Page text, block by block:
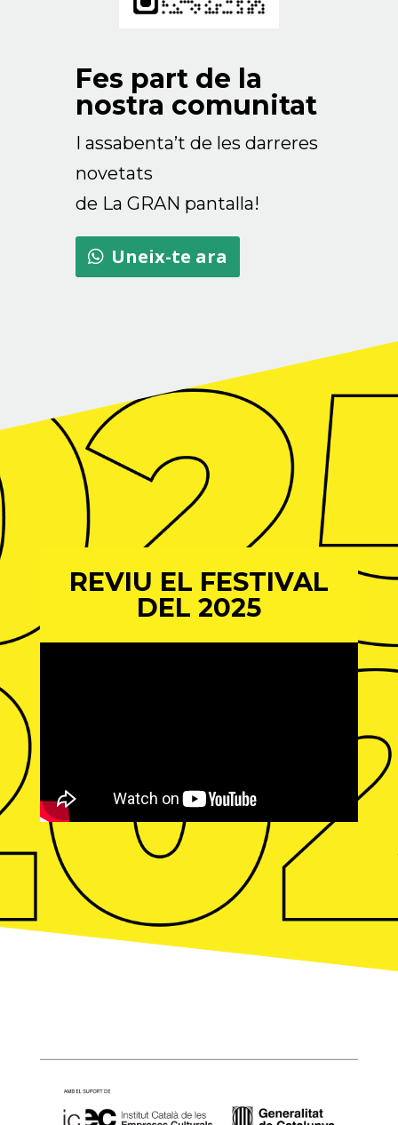
Fes part de la
nostra comunitat
I assabenta’t de les darreres
novetats
de La GRAN pantalla!
Uneix-te ara
REVIU EL FESTIVAL
DEL 2025